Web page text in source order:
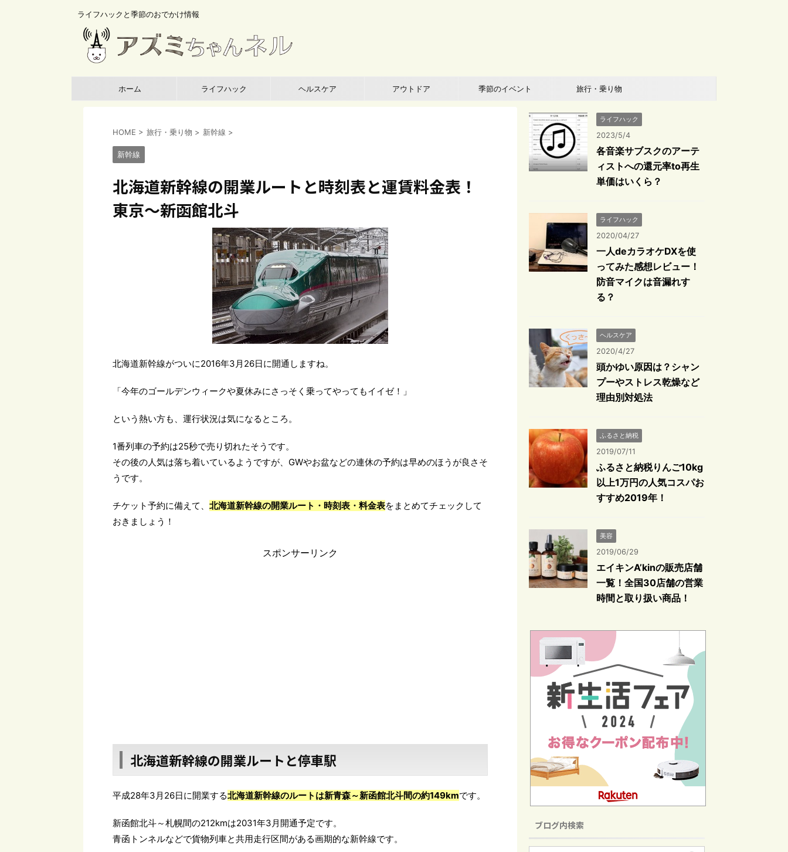
ライフハックと季節のおでかけ情報
ホーム ライフハック ヘルスケア アウトドア 季節のイベント 旅行・乗り物
HOME > 旅行・乗り物 > 新幹線 >
新幹線
北海道新幹線の開業ルートと時刻表と運賃料金表！
東京～新函館北斗
北海道新幹線がついに2016年3月26日に開通しますね。
「今年のゴールデンウィークや夏休みにさっそく乗ってやってもイイゼ！」
という熱い方も、運行状況は気になるところ。
1番列車の予約は25秒で売り切れたそうです。
その後の人気は落ち着いているようですが、GWやお盆などの連休の予約は早めのほうが良さそ
うです。
チケット予約に備えて、 北海道新幹線の開業ルート・時刻表・料金表をまとめてチェックして
おきましょう！
スポンサーリンク
北海道新幹線の開業ルートと停車駅
平成28年3月26日に開業する北海道新幹線のルートは新青森～新函館北斗間の約149kmです。
新函館北斗～札幌間の212kmは2031年3月開通予定です。
青函トンネルなどで貨物列車と共用走行区間がある画期的な新幹線です。
ライフハック
2023/5/4
各音楽サブスクのアーテ
ィストへの還元率to再生
単価はいくら？
ライフハック
2020/04/27
一人deカラオケDXを使
ってみた感想レビュー！
防音マイクは音漏れす
る？
ヘルスケア
2020/4/27
頭かゆい原因は？シャン
プーやストレス乾燥など
理由別対処法
ふるさと納税
2019/07/11
ふるさと納税りんご10kg
以上1万円の人気コスパお
すすめ2019年！
美容
2019/06/29
エイキンA’kinの販売店舗
一覧！全国30店舗の営業
時間と取り扱い商品！
ブログ内検索